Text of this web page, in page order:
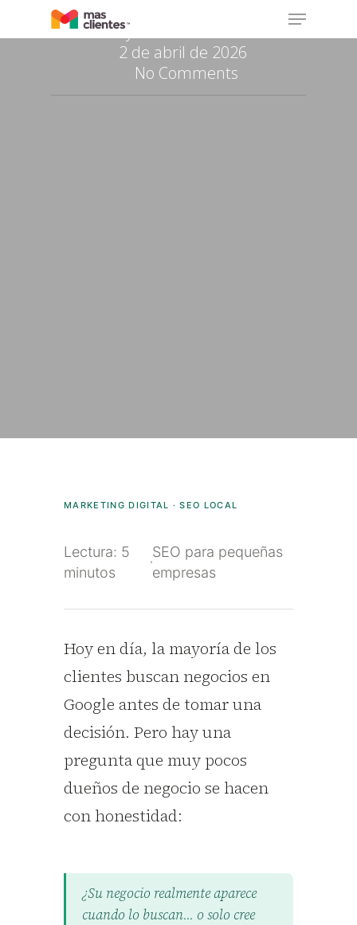
Menu
realmente aparece en Google
By
2 de abril de 2026
No Comments
MARKETING DIGITAL · SEO LOCAL
Lectura: 5
minutos
SEO para pequeñas
empresas
Hoy en día, la mayoría de los
clientes buscan negocios en
Google antes de tomar una
decisión. Pero hay una
pregunta que muy pocos
dueños de negocio se hacen
con honestidad:
¿Su negocio realmente aparece
cuando lo buscan... o solo cree